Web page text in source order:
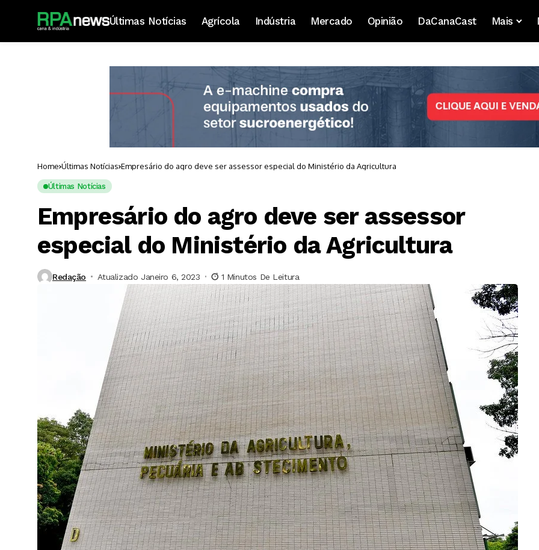
Últimas Notícias Agrícola Indústria Mercado Opinião DaCanaCast Mais
Home Últimas Notícias Empresário do agro deve ser assessor especial do Ministério da Agricultura
Últimas Notícias
Empresário do agro deve ser assessor
especial do Ministério da Agricultura
Redação Atualizado Janeiro 6, 2023 1 Minutos De Leitura